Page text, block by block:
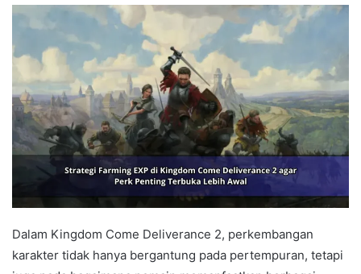
Dalam Kingdom Come Deliverance 2, perkembangan
karakter tidak hanya bergantung pada pertempuran, tetapi